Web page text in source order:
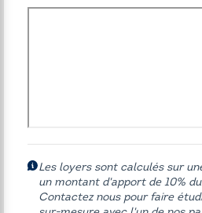
Apple CarPlay (durée illimitée)
MINI Connected
MINI Driving Modes
Radars de stationnement arrière
Les loyers sont calculés sur
un montant d'apport de 10%
Contactez nous pour faire